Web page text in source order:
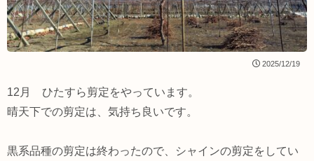
2025/12/19
12月 ひたすら剪定をやっています。
晴天下での剪定は、気持ち良いです。
黒系品種の剪定は終わったので、シャインの剪定をしてい